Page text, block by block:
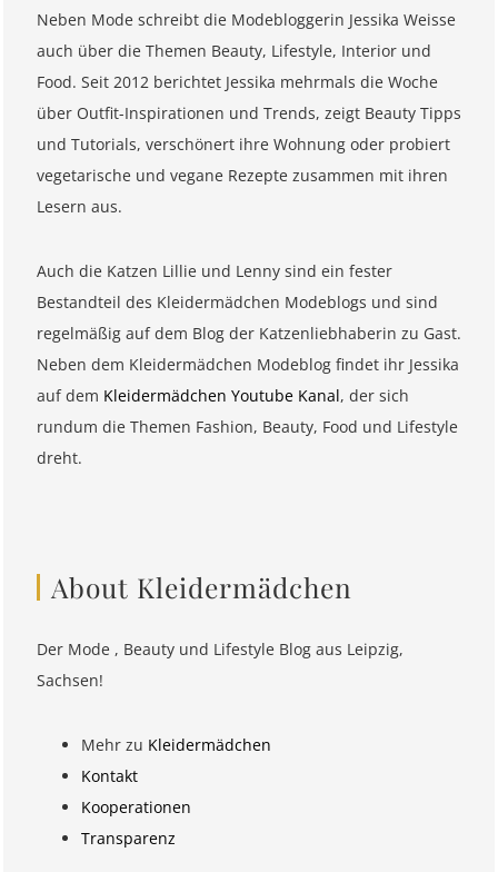
Neben Mode schreibt die Modebloggerin Jessika Weisse
auch über die Themen Beauty, Lifestyle, Interior und
Food. Seit 2012 berichtet Jessika mehrmals die Woche
über Outfit-Inspirationen und Trends, zeigt Beauty Tipps
und Tutorials, verschönert ihre Wohnung oder probiert
vegetarische und vegane Rezepte zusammen mit ihren
Lesern aus.
Auch die Katzen Lillie und Lenny sind ein fester
Bestandteil des Kleidermädchen Modeblogs und sind
regelmäßig auf dem Blog der Katzenliebhaberin zu Gast.
Neben dem Kleidermädchen Modeblog findet ihr Jessika
auf dem Kleidermädchen Youtube Kanal, der sich
rundum die Themen Fashion, Beauty, Food und Lifestyle
dreht.
About Kleidermädchen
Der Mode , Beauty und Lifestyle Blog aus Leipzig,
Sachsen!
Mehr zu Kleidermädchen
Kontakt
Kooperationen
Transparenz